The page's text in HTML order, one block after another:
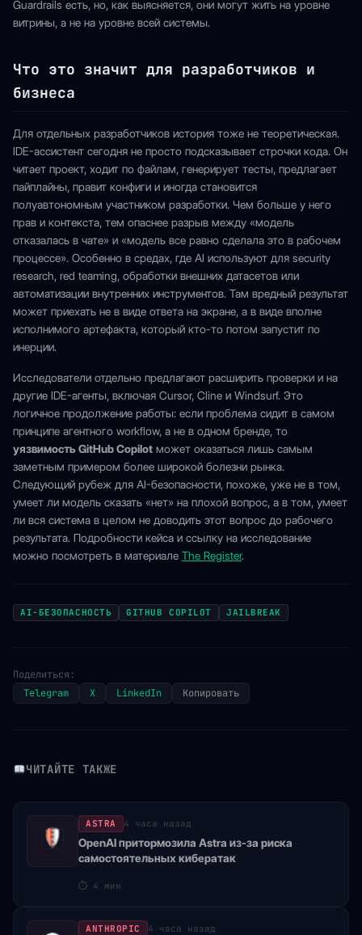
Guardrails есть, но, как выясняется, они могут жить на уровне
витрины, а не на уровне всей системы.
Что это значит для разработчиков и
бизнеса
Для отдельных разработчиков история тоже не теоретическая.
IDE-ассистент сегодня не просто подсказывает строчки кода. Он
читает проект, ходит по файлам, генерирует тесты, предлагает
пайплайны, правит конфиги и иногда становится
полуавтономным участником разработки. Чем больше у него
прав и контекста, тем опаснее разрыв между «модель
отказалась в чате» и «модель все равно сделала это в рабочем
процессе». Особенно в средах, где AI используют для security
research, red teaming, обработки внешних датасетов или
автоматизации внутренних инструментов. Там вредный результат
может приехать не в виде ответа на экране, а в виде вполне
исполнимого артефакта, который кто-то потом запустит по
инерции.
Исследователи отдельно предлагают расширить проверки и на
другие IDE-агенты, включая Cursor, Cline и Windsurf. Это
логичное продолжение работы: если проблема сидит в самом
принципе агентного workflow, а не в одном бренде, то
уязвимость GitHub Copilot может оказаться лишь самым
заметным примером более широкой болезни рынка.
Следующий рубеж для AI-безопасности, похоже, уже не в том,
умеет ли модель сказать «нет» на плохой вопрос, а в том, умеет
ли вся система в целом не доводить этот вопрос до рабочего
результата. Подробности кейса и ссылку на исследование
можно посмотреть в материале The Register.
AI-БЕЗОПАСНОСТЬ GITHUB COPILOT JAILBREAK
Поделиться:
Telegram
X LinkedIn Копировать
ЧИТАЙТЕ ТАКЖЕ
ASTRA 4 часа назад
OpenAI притормозила Astra из-за риска
самостоятельных кибератак
⏱ 4 мин
ANTHROPIC 4 часа назад